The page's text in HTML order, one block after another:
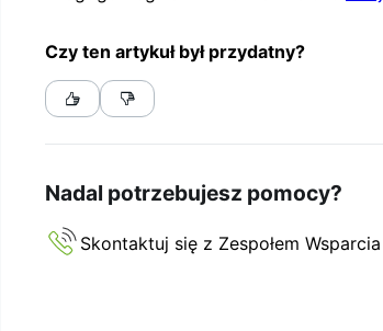
Czy ten artykuł był przydatny?
Nadal potrzebujesz pomocy?
Skontaktuj się z Zespołem Wsparcia